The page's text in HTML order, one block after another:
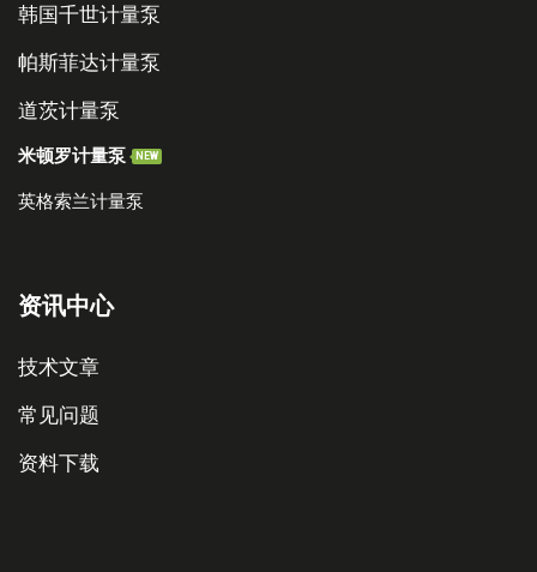
韩国千世计量泵
帕斯菲达计量泵
道茨计量泵
米顿罗计量泵 NEW
英格索兰计量泵
资讯中心
技术文章
常见问题
资料下载